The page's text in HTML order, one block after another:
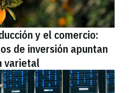
y el comercio:
de inversión apuntan
varietal